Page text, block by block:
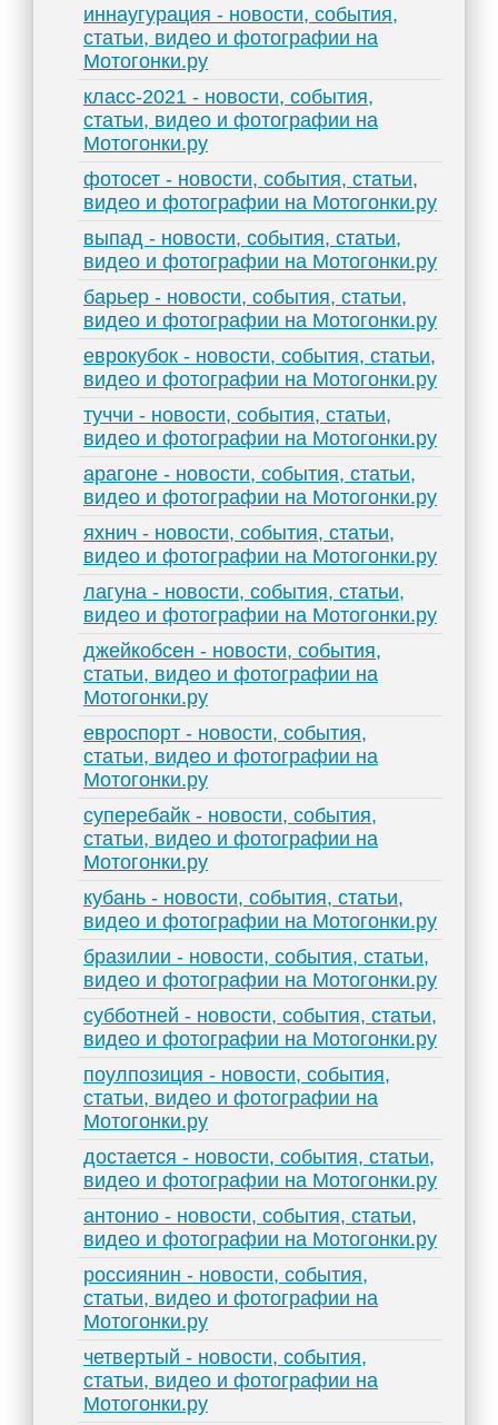
иннаугурация - новости, события,
статьи, видео и фотографии на
Мотогонки.ру
класс-2021 - новости, события,
статьи, видео и фотографии на
Мотогонки.ру
фотосет - новости, события, статьи,
видео и фотографии на Мотогонки.ру
выпад - новости, события, статьи,
видео и фотографии на Мотогонки.ру
барьер - новости, события, статьи,
видео и фотографии на Мотогонки.ру
еврокубок - новости, события, статьи,
видео и фотографии на Мотогонки.ру
туччи - новости, события, статьи,
видео и фотографии на Мотогонки.ру
арагоне - новости, события, статьи,
видео и фотографии на Мотогонки.ру
яхнич - новости, события, статьи,
видео и фотографии на Мотогонки.ру
лагуна - новости, события, статьи,
видео и фотографии на Мотогонки.ру
джейкобсен - новости, события,
статьи, видео и фотографии на
Мотогонки.ру
евроспорт - новости, события,
статьи, видео и фотографии на
Мотогонки.ру
суперебайк - новости, события,
статьи, видео и фотографии на
Мотогонки.ру
кубань - новости, события, статьи,
видео и фотографии на Мотогонки.ру
бразилии - новости, события, статьи,
видео и фотографии на Мотогонки.ру
субботней - новости, события, статьи,
видео и фотографии на Мотогонки.ру
поулпозиция - новости, события,
статьи, видео и фотографии на
Мотогонки.ру
достается - новости, события, статьи,
видео и фотографии на Мотогонки.ру
антонио - новости, события, статьи,
видео и фотографии на Мотогонки.ру
россиянин - новости, события,
статьи, видео и фотографии на
Мотогонки.ру
четвертый - новости, события,
статьи, видео и фотографии на
Мотогонки.ру